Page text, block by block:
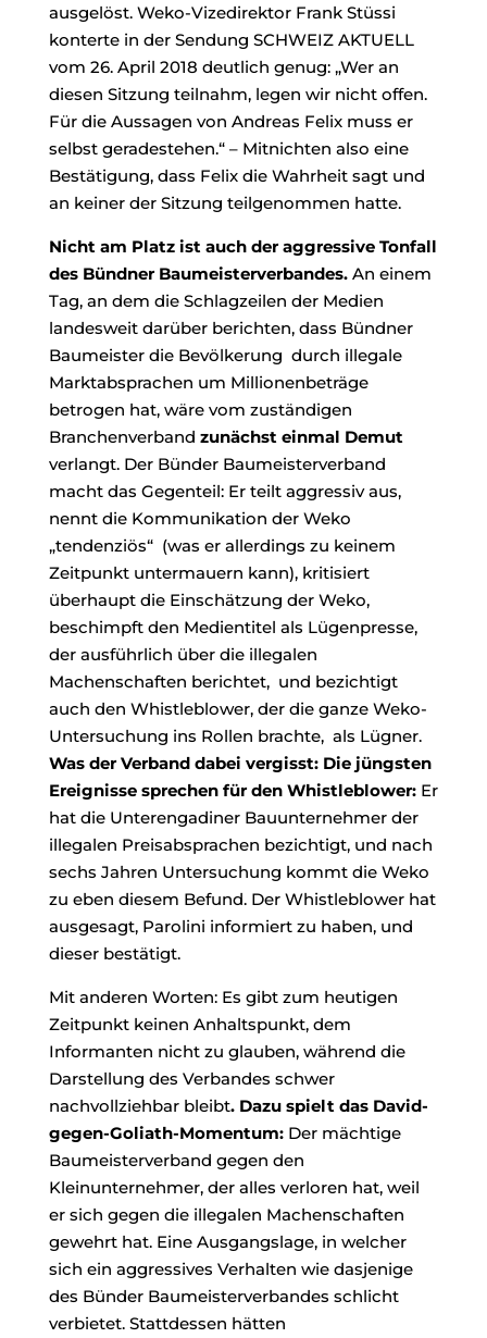
ausgelöst. Weko-Vizedirektor Frank Stüssi
konterte in der Sendung SCHWEIZ AKTUELL
vom 26. April 2018 deutlich genug: „Wer an
diesen Sitzung teilnahm, legen wir nicht offen.
Für die Aussagen von Andreas Felix muss er
selbst geradestehen.“ – Mitnichten also eine
Bestätigung, dass Felix die Wahrheit sagt und
an keiner der Sitzung teilgenommen hatte.
Nicht am Platz ist auch der aggressive Tonfall
des Bündner Baumeisterverbandes.An einem
Tag, an dem die Schlagzeilen der Medien
landesweit darüber berichten, dass Bündner
Baumeister die Bevölkerung durch illegale
Marktabsprachen um Millionenbeträge
betrogen hat, wäre vom zuständigen
Branchenverband zunächst einmal Demut
verlangt. Der Bünder Baumeisterverband
macht das Gegenteil: Er teilt aggressiv aus,
nennt die Kommunikation der Weko
„tendenziös“ (was er allerdings zu keinem
Zeitpunkt untermauern kann), kritisiert
überhaupt die Einschätzung der Weko,
beschimpft den Medientitel als Lügenpresse,
der ausführlich über die illegalen
Machenschaften berichtet, und bezichtigt
auch den Whistleblower, der die ganze Weko-
Untersuchung ins Rollen brachte, als Lügner.
Was der Verband dabei vergisst: Die jüngsten
Ereignisse sprechen für den Whistleblower:Er
hat die Unterengadiner Bauunternehmer der
illegalen Preisabsprachen bezichtigt, und nach
sechs Jahren Untersuchung kommt die Weko
zu eben diesem Befund. Der Whistleblower hat
ausgesagt, Parolini informiert zu haben, und
dieser bestätigt.
Mit anderen Worten: Es gibt zum heutigen
Zeitpunkt keinen Anhaltspunkt, dem
Informanten nicht zu glauben, während die
Darstellung des Verbandes schwer
nachvollziehbar bleibt. Dazu spielt das David-
gegen-Goliath-Momentum:Der mächtige
Baumeisterverband gegen den
Kleinunternehmer, der alles verloren hat, weil
er sich gegen die illegalen Machenschaften
gewehrt hat. Eine Ausgangslage, in welcher
sich ein aggressives Verhalten wie dasjenige
des Bünder Baumeisterverbandes schlicht
verbietet. Stattdessen hätten